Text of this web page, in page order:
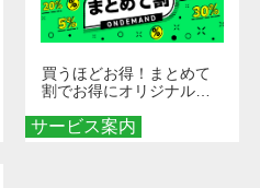
サービス案内
買うほどお得！まとめて
割でお得にオリジナルグ